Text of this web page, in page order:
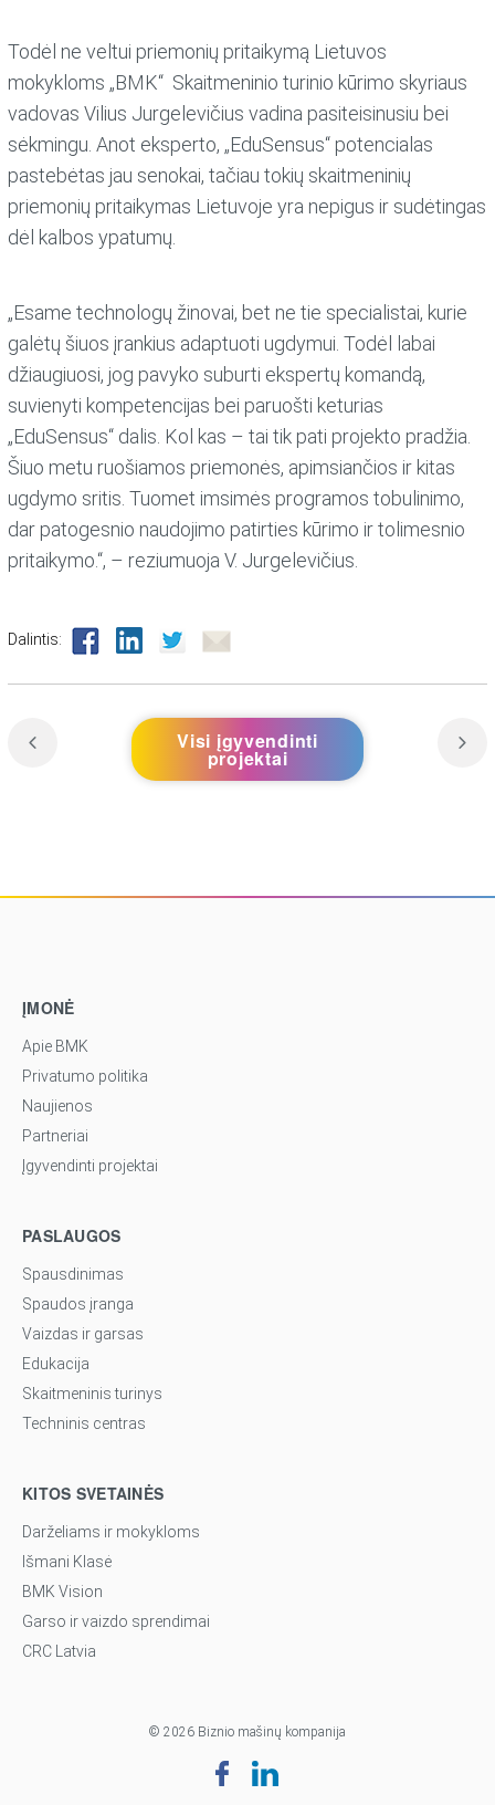
Todėl ne veltui priemonių pritaikymą Lietuvos
mokykloms „BMK“ Skaitmeninio turinio kūrimo skyriaus
vadovas Vilius Jurgelevičius vadina pasiteisinusiu bei
sėkmingu. Anot eksperto, „EduSensus“ potencialas
pastebėtas jau senokai, tačiau tokių skaitmeninių
priemonių pritaikymas Lietuvoje yra nepigus ir sudėtingas
dėl kalbos ypatumų.
„Esame technologų žinovai, bet ne tie specialistai, kurie
galėtų šiuos įrankius adaptuoti ugdymui. Todėl labai
džiaugiuosi, jog pavyko suburti ekspertų komandą,
suvienyti kompetencijas bei paruošti keturias
„EduSensus“ dalis. Kol kas – tai tik pati projekto pradžia.
Šiuo metu ruošiamos priemonės, apimsiančios ir kitas
ugdymo sritis. Tuomet imsimės programos tobulinimo,
dar patogesnio naudojimo patirties kūrimo ir tolimesnio
pritaikymo.“, – reziumuoja V. Jurgelevičius.
Dalintis:
Visi įgyvendinti
projektai
ĮMONĖ
Apie BMK
Privatumo politika
Naujienos
Partneriai
Įgyvendinti projektai
PASLAUGOS
Spausdinimas
Spaudos įranga
Vaizdas ir garsas
Edukacija
Skaitmeninis turinys
Techninis centras
KITOS SVETAINĖS
Darželiams ir mokykloms
Išmani Klasė
BMK Vision
Garso ir vaizdo sprendimai
CRC Latvia
© 2026 Biznio mašinų kompanija